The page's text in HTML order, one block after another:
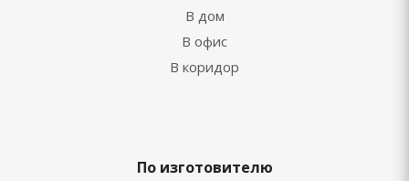
В дом
В офис
В коридор
По изготовителю